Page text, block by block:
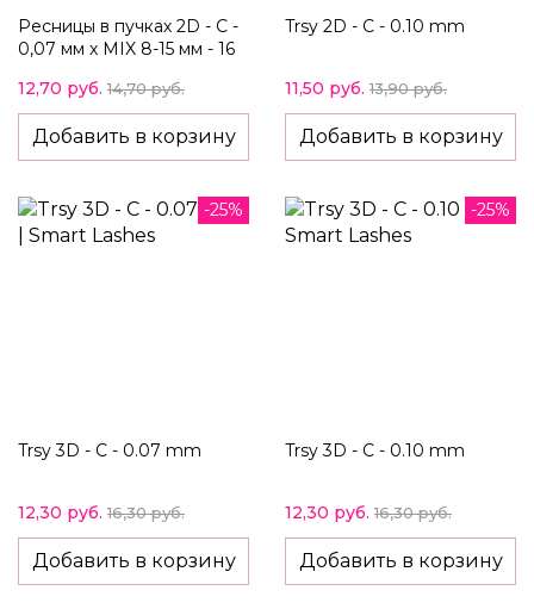
Ресницы в пучках 2D - C -
0,07 мм x MIX 8-15 мм - 16
12,70 руб. 14,70 руб.
Добавить в корзину
Trsy 2D - C - 0.10 mm
11,50 руб. 13,90 руб.
Добавить в корзину
-25%
Trsy 3D - C - 0.07 mm
12,30 руб. 16,30 руб.
Добавить в корзину
-25%
Trsy 3D - C - 0.10 mm
12,30 руб. 16,30 руб.
Добавить в корзину